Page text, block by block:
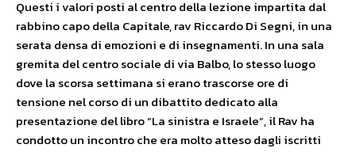
Questi i valori posti al centro della lezione impartita dal
rabbino capo della Capitale, rav Riccardo Di Segni, in una
serata densa di emozioni e di insegnamenti. In una sala
gremita del centro sociale di via Balbo, lo stesso luogo
dove la scorsa settimana si erano trascorse ore di
tensione nel corso di un dibattito dedicato alla
presentazione del libro “La sinistra e Israele”, il Rav ha
condotto un incontro che era molto atteso dagli iscritti